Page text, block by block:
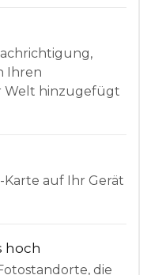
Ihren
Welt hinzugefügt
Karte auf Ihr Gerät
hoch
die